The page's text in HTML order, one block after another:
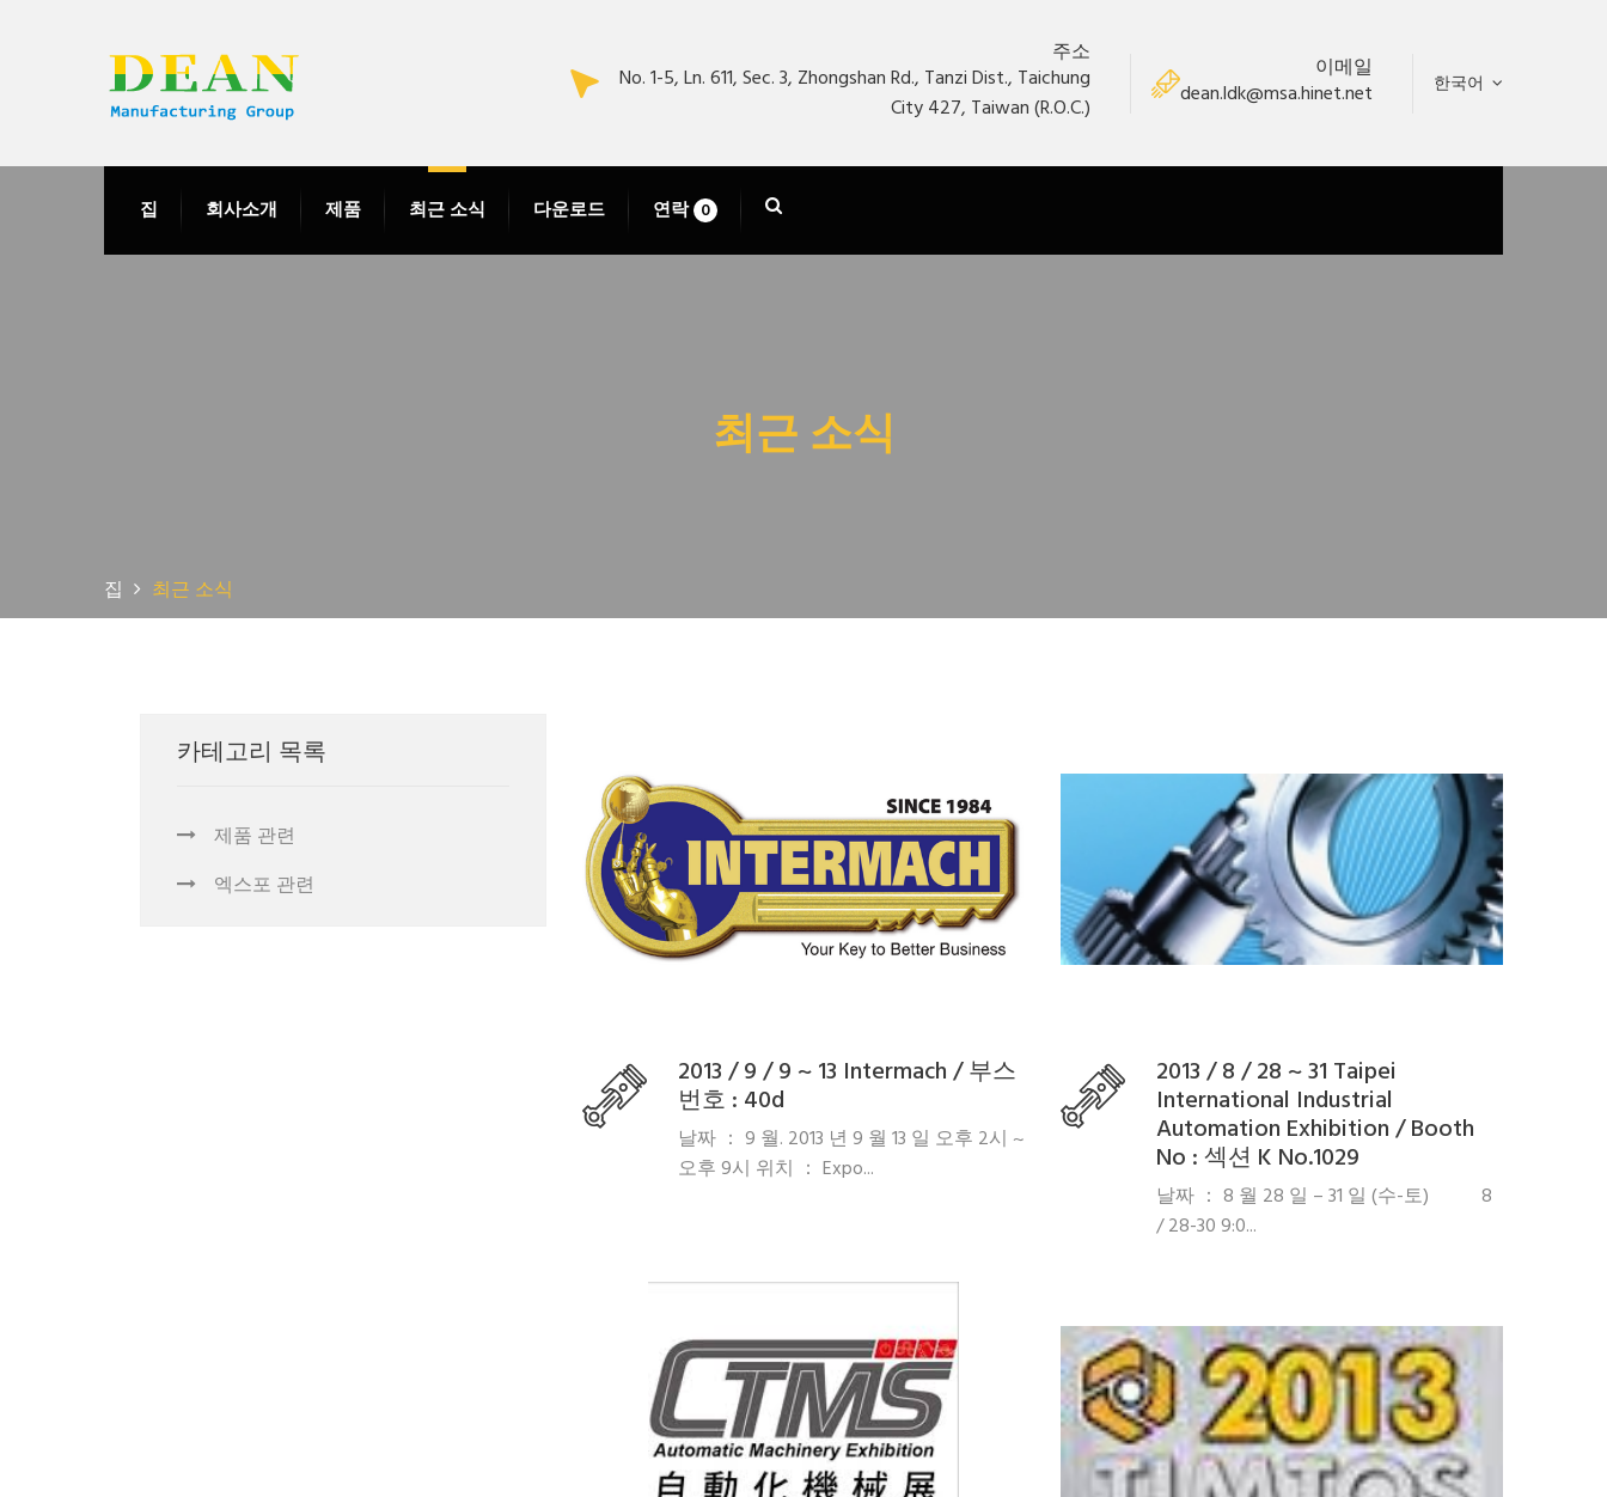
한국어
이메일
dean.ldk@msa.hinet.net
주소
No. 1-5, Ln. 611, Sec. 3, Zhongshan Rd., Tanzi Dist., Taichung
City 427, Taiwan (R.O.C.)
집 회사소개 제품 최근 소식 다운로드 연락 0
최근 소식
집 최근 소식
카테고리 목록
제품 관련
엑스포 관련
2013 / 9 / 9 ~ 13 Intermach / 부스
번호 : 40d
날짜 ： 9 월. 2013 년 9 월 13 일 오후 2시 ~
오후 9시 위치 ： Expo...
2013 / 8 / 28 ~ 31 Taipei
International Industrial
Automation Exhibition / Booth
No : 섹션 K No.1029
날짜 ： 8 월 28 일 – 31 일 (수-토) 8
/ 28-30 9:0...